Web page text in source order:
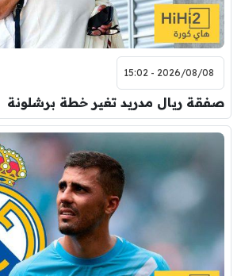
2026/08/08 - 15:02
صفقة ريال مدريد تغير خطة برشلونة